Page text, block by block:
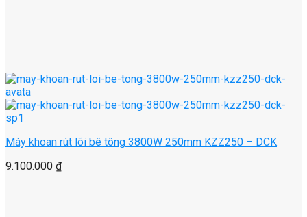
Máy khoan rút lõi bê tông 3800W 250mm KZZ250 – DCK
9.100.000 ₫